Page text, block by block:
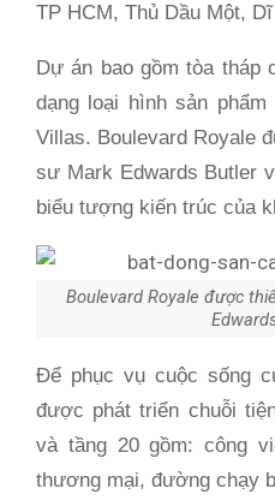
TP HCM, Thủ Dầu Một,
Dự án bao gồm tòa tháp
dạng loại hình sản
Villas. Boulevard Royale
sư Mark Edwards Butler
biểu tượng kiến trúc của
Boulevard Royale được
Để phục vụ cuộc sống
được phát triển chuỗi
và tầng 20 gồm: công
thương mại, đường chạy